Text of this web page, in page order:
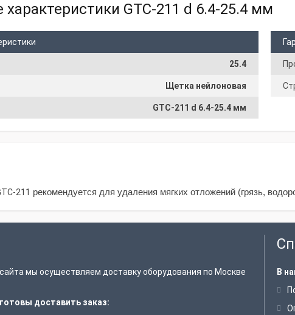
характеристики GTC-211 d 6.4-25.4 мм
25.4
Щетка нейлоновая
GTC-211 d 6.4-25.4 мм
211 рекомендуется для удаления мягких отложений (грязь,
мы осуществляем доставку оборудования по Москве
доставить заказ:
В